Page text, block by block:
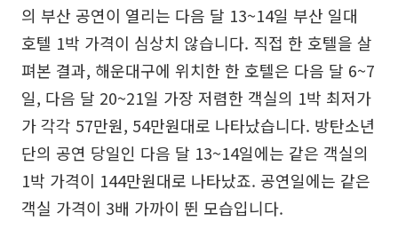
의 부산 공연이 열리는 다음 달 13~14일 부산 일대
호텔 1박 가격이 심상치 않습니다. 직접 한 호텔을 살
펴본 결과, 해운대구에 위치한 한 호텔은 다음 달 6~7
일, 다음 달 20~21일 가장 저렴한 객실의 1박 최저가
가 각각 57만원, 54만원대로 나타났습니다. 방탄소년
단의 공연 당일인 다음 달 13~14일에는 같은 객실의
1박 가격이 144만원대로 나타났죠. 공연일에는 같은
객실 가격이 3배 가까이 뛴 모습입니다.